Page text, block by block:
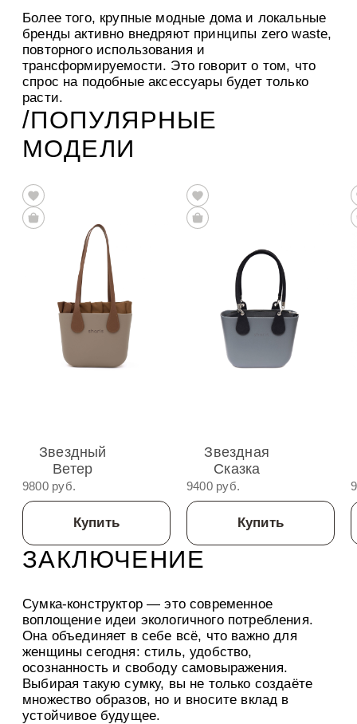
Более того, крупные модные дома и локальные
бренды активно внедряют принципы zero waste,
повторного использования и
трансформируемости. Это говорит о том, что
спрос на подобные аксессуары будет только
расти.
/ПОПУЛЯРНЫЕ
МОДЕЛИ
Звездный
Ветер
9800 руб.
Купить
Звездная
Сказка
9400 руб.
Купить
ЗАКЛЮЧЕНИЕ
Сумка-конструктор — это современное
воплощение идеи экологичного потребления.
Она объединяет в себе всё, что важно для
женщины сегодня: стиль, удобство,
осознанность и свободу самовыражения.
Выбирая такую сумку, вы не только создаёте
множество образов, но и вносите вклад в
устойчивое будущее.